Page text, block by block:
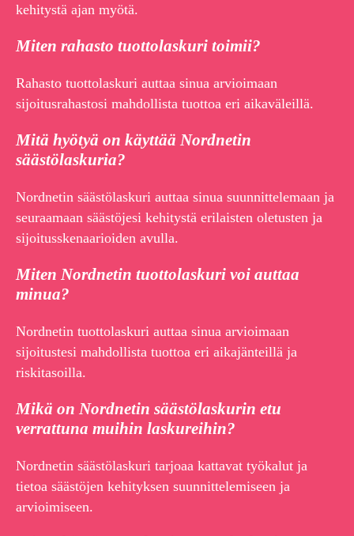
kehitystä ajan myötä.
Miten rahasto tuottolaskuri toimii?
Rahasto tuottolaskuri auttaa sinua arvioimaan
sijoitusrahastosi mahdollista tuottoa eri aikaväleillä.
Mitä hyötyä on käyttää Nordnetin
säästölaskuria?
Nordnetin säästölaskuri auttaa sinua suunnittelemaan ja
seuraamaan säästöjesi kehitystä erilaisten oletusten ja
sijoitusskenaarioiden avulla.
Miten Nordnetin tuottolaskuri voi auttaa
minua?
Nordnetin tuottolaskuri auttaa sinua arvioimaan
sijoitustesi mahdollista tuottoa eri aikajänteillä ja
riskitasoilla.
Mikä on Nordnetin säästölaskurin etu
verrattuna muihin laskureihin?
Nordnetin säästölaskuri tarjoaa kattavat työkalut ja
tietoa säästöjen kehityksen suunnittelemiseen ja
arvioimiseen.